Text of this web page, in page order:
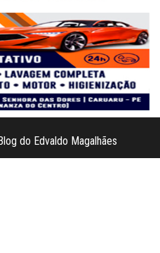
do Edvaldo Magalhães